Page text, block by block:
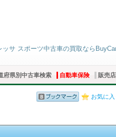
サ スポーツ中古車の買取なら
府県別中古車検索 自動車保険 販売
お気に